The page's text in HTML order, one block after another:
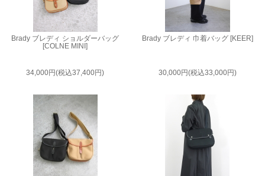
Brady ブレディ ショルダーバッグ
[COLNE MINI]
34,000円(税込37,400円)
Brady ブレディ 巾着バッグ [KEER]
30,000円(税込33,000円)